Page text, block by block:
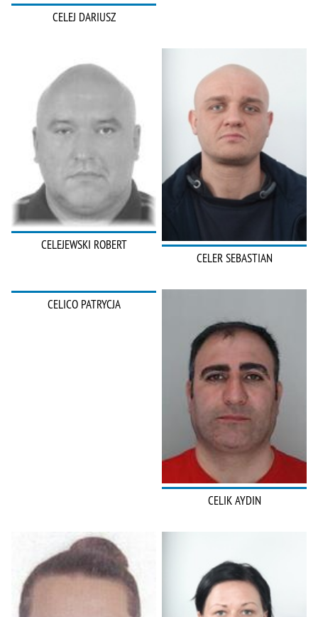
CELEJ DARIUSZ
CELEJEWSKI ROBERT
CELER SEBASTIAN
CELICO PATRYCJA
CELIK AYDIN